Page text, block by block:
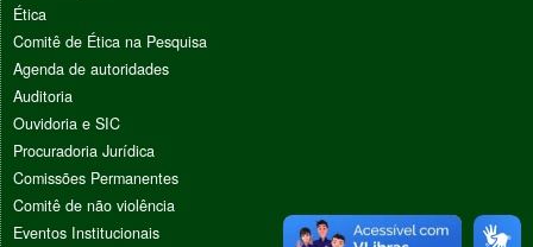
Ética
Comitê de Ética na Pesquisa
Agenda de autoridades
Auditoria
Ouvidoria e SIC
Procuradoria Jurídica
Comissões Permanentes
Comitê de não violência
Eventos Institucionais